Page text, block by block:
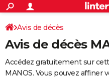
ACTUALITÉS
Politique
Société
Faits Divers
Education
Monde
Villes
+
SPORT
Coupe du monde 2026
Football
Tennis
Cyclisme
Rugby
Forum
Programme TV
TNT
Streaming
Cinéma
Sorties cinéma
Musique
+
FINANCE
Avis de décès
Avis de décès
Accédez gratuitement sur
MANOS. Vous pouvez affiner